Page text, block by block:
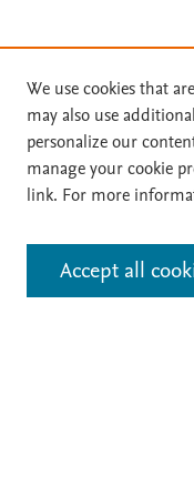
Términos y condiciones
Copyright ©
2026Elsevier
colaboradores. Se
We use cookies that
may also use
personalize our
manage your cookie
link. For more
Accept all